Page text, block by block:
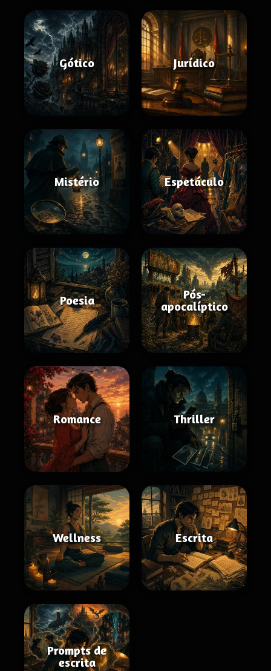
Gótico Jurídico
Mistério Espetáculo
Poesia
Pós-
apocalíptico
Romance Thriller
Wellness Escrita
Prompts de
escrita